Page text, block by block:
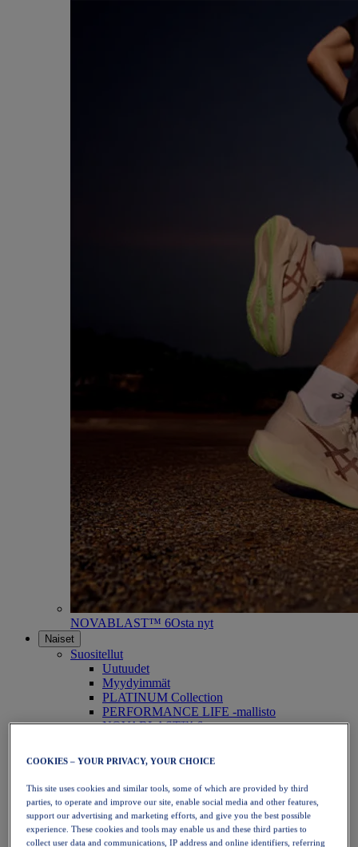
NOVABLAST™ 6Osta nyt
Naiset
Suositellut
Uutuudet
Myydyimmät
PLATINUM Collection
PERFORMANCE LIFE -mallisto
NOVABLAST™ 6
Juoksu
Polkujuoksu
Tennis
Lentopallo
Käsipallo
Padel
Verkkopallo
COOKIES – YOUR PRIVACY, YOUR CHOICE
This site uses cookies and similar tools, some of which are provided by third
parties, to operate and improve our site, enable social media and other features,
support our advertising and marketing efforts, and give you the best possible
experience. These cookies and tools may enable us and these third parties to
collect user data and communications, IP address and online identifiers, referring